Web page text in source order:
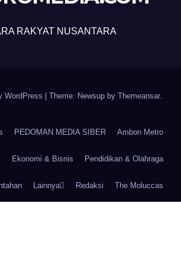
RAKYAT NUSANTARA
WordPress Theme: Newsup by Themeansar.
PEDOMAN MEDIA SIBER Ambon Metro
Ekonomi & Bisnis Pendidikan & Olahraga
Lainnya Redaksi The Moluccas